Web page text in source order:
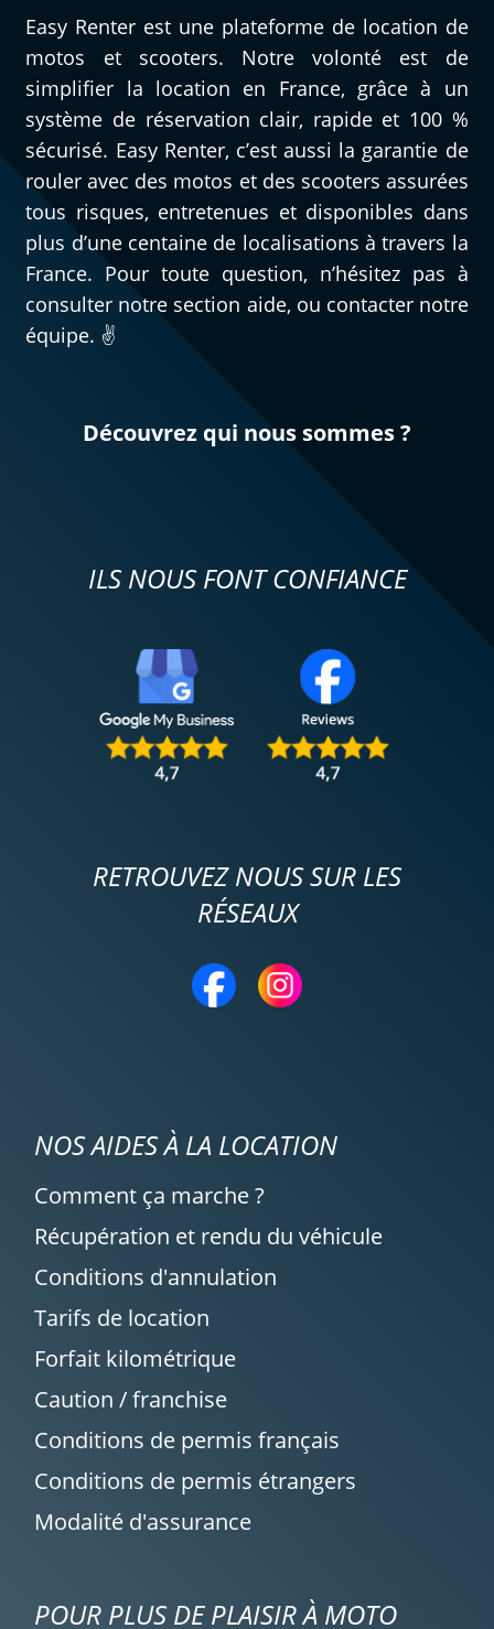
Easy Renter est une plateforme de location de
motos et scooters. Notre volonté est de
simplifier la location en France, grâce à un
système de réservation clair, rapide et 100 %
sécurisé. Easy Renter, c’est aussi la garantie de
rouler avec des motos et des scooters assurées
tous risques, entretenues et disponibles dans
plus d’une centaine de localisations à travers la
France. Pour toute question, n’hésitez pas à
consulter notre section aide, ou contacter notre
équipe. ✌️
Découvrez qui nous sommes ?
ILS NOUS FONT CONFIANCE
RETROUVEZ NOUS SUR LES
RÉSEAUX
NOS AIDES À LA LOCATION
Comment ça marche ?
Récupération et rendu du véhicule
Conditions d'annulation
Tarifs de location
Forfait kilométrique
Caution / franchise
Conditions de permis français
Conditions de permis étrangers
Modalité d'assurance
POUR PLUS DE PLAISIR À MOTO